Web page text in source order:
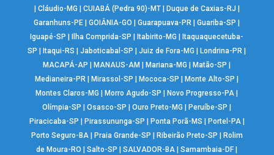
Cláudio-MG CUIABÁ (Pedra 90)-MT| Duque de Caxias-RJ
Garanhuns-PE |GOIÂNIA-GO |Guarapuava-PR |Guariba-SP
Iguapé-SP
Ilha Comprida-SP Itabirito-MG
Itaquaquecetuba-
SP
Itaqui-RS |Jaboticabal-SP |Juiz de Fora-MG Londrina-PR
MACAPÁ-AP
MANAUS-AM Mariana-MG Matão-SP
Medianeira-PR
Mirassol-SP Mococa-SP Monte Alto-SP
Montes Claros-MG
Morro Agudo-SP Novo Progresso-PA
Olímpia-SP
|Osasco-SP |Ouro Preto-MG Peruíbe-SP
Piracicaba-SP
Pirassununga-SP Ponta Porã-MS Portel-PA|
Porto Seguro-BA| Praia Grande-SP Ribeirão Preto-SP
Rolim
de Moura-RO
|Salto-SP |SALVADOR-BA |Samambaia-DF